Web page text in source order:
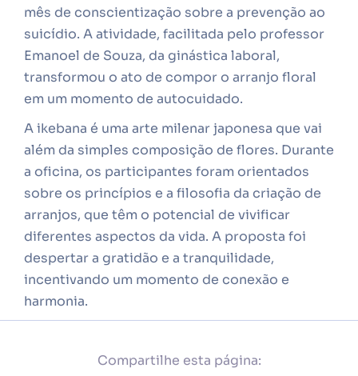
mês de conscientização sobre a prevenção ao
suicídio. A atividade, facilitada pelo professor
Emanoel de Souza, da ginástica laboral,
transformou o ato de compor o arranjo floral
em um momento de autocuidado.
A ikebana é uma arte milenar japonesa que vai
além da simples composição de flores. Durante
a oficina, os participantes foram orientados
sobre os princípios e a filosofia da criação de
arranjos, que têm o potencial de vivificar
diferentes aspectos da vida. A proposta foi
despertar a gratidão e a tranquilidade,
incentivando um momento de conexão e
harmonia.
Compartilhe esta página: